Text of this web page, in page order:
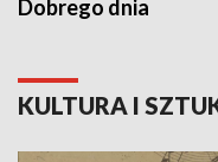
Dobrego dnia
KULTURA I